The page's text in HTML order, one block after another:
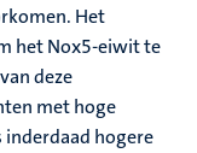
Het
het Nox5-eiwit te
deze
met hoge
hogere